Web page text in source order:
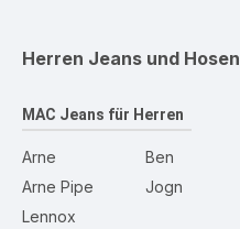
Herren Jeans und Hosen
MAC Jeans für Herren
Arne
Arne Pipe
Lennox
Ben
Jogn